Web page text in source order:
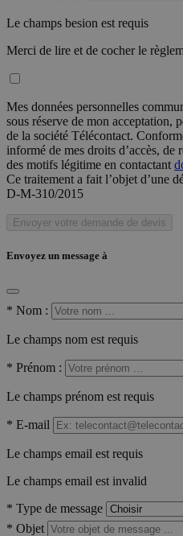
Le champs besion est requis
Merci de lire et de cocher le
Mes données personnelles
sous réserve de mon acceptation,
de la société Télécontact.
informé de mes droits d’accès,
des motifs légitime en contactant
Ce traitement a fait l’objet d’une
D-M-310/2015
Envoyer votre demande de devis
Envoyez un message à
* Nom :
Le champs nom est requis
* Prénom :
Le champs prénom est requis
* E-mail
Le champs email est requis
Le champs email est invalid
* Type de message
* Objet